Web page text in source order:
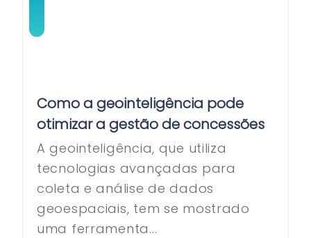
Como a geointeligência pode
otimizar a gestão de concessões
A geointeligência, que utiliza
tecnologias avançadas para
coleta e análise de dados
geoespaciais, tem se mostrado
uma ferramenta...